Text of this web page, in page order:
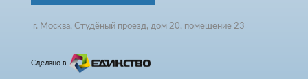
г. Москва, Студёный проезд, дом 20, помещение 23
Сделано в